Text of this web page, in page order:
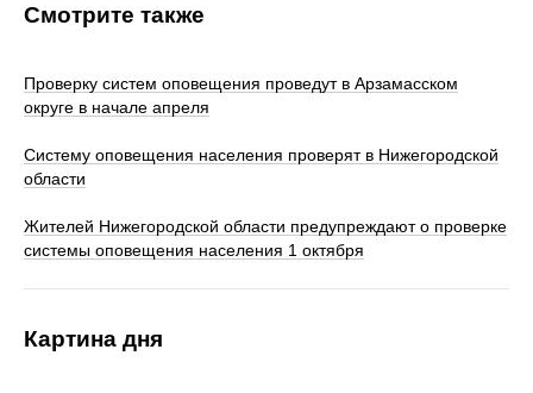
Смотрите также
Проверку систем оповещения проведут в Арзамасском
округе в начале апреля
Систему оповещения населения проверят в Нижегородской
области
Жителей Нижегородской области предупреждают о проверке
системы оповещения населения 1 октября
Картина дня